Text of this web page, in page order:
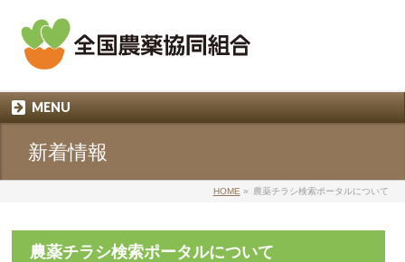
03-3254-4171
受付時間 平日9：00～17：00
MENU
新着情報
HOME » 農薬チラシ検索ポータルについて
農薬チラシ検索ポータルについて